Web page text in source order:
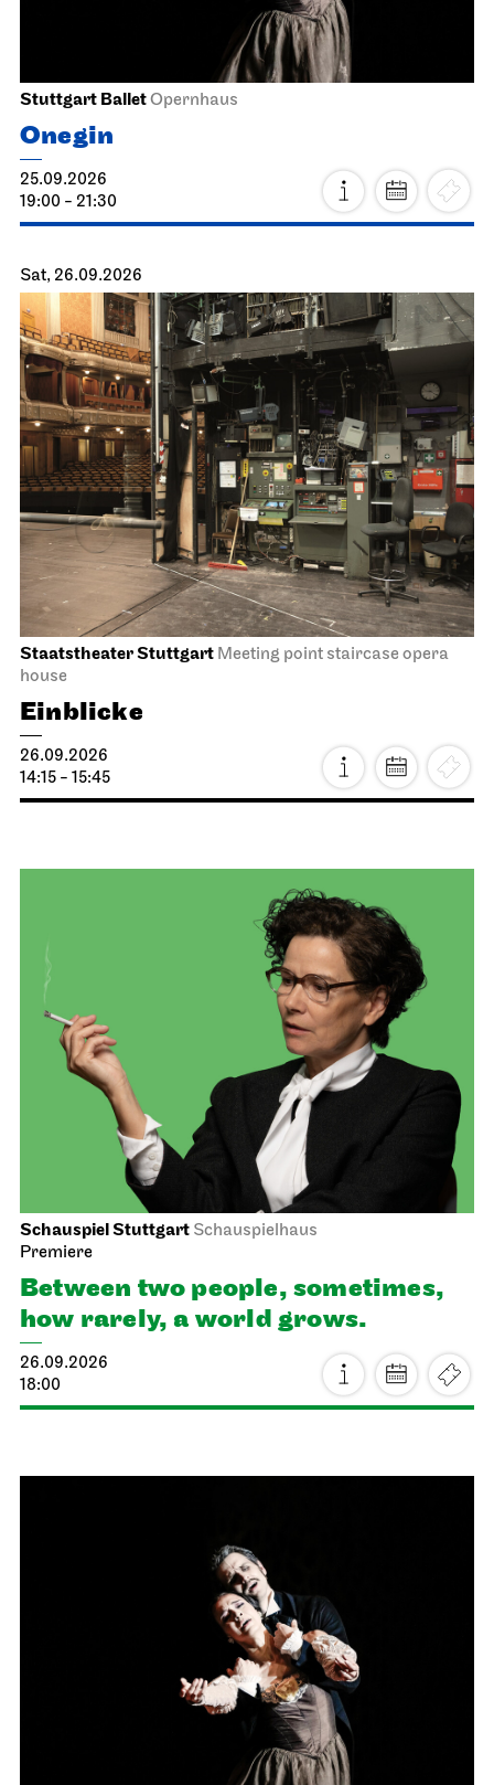
Stuttgart BalletOpernhaus
Onegin
25.09.2026
19:00 - 21:30
Sat, 26.09.2026
Staatstheater Stuttgart Meeting point staircase opera
house
Einblicke
26.09.2026
14:15 - 15:45
Schauspiel Stuttgart Schauspielhaus
Premiere
Between two people, sometimes,
how rarely, a world grows.
26.09.2026
18:00